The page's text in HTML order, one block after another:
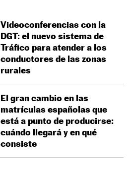
Videoconferencias con la
DGT: el nuevo sistema de
Tráfico para atender a los
conductores de las zonas
rurales
El gran cambio en las
matrículas españolas que
está a punto de producirse:
cuándo llegará y en qué
consiste